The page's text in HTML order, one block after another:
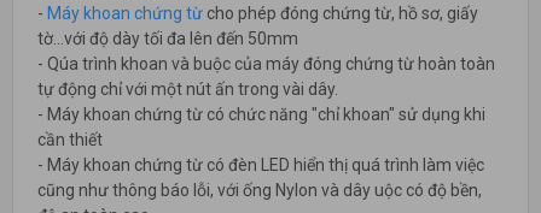
- Máy khoan chứng từ cho phép đóng chứng từ, hồ sơ, giấy
tờ...với độ dày tối đa lên đến 50mm
- Qúa trình khoan và buộc của máy đóng chứng từ hoàn toàn
tự động chỉ với một nút ấn trong vài dây.
- Máy khoan chứng từ có chức năng "chỉ khoan" sử dụng khi
cần thiết
- Máy khoan chứng từ có đèn LED hiển thị quá trình làm việc
cũng như thông báo lỗi, với ống Nylon và dây uộc có độ bền,